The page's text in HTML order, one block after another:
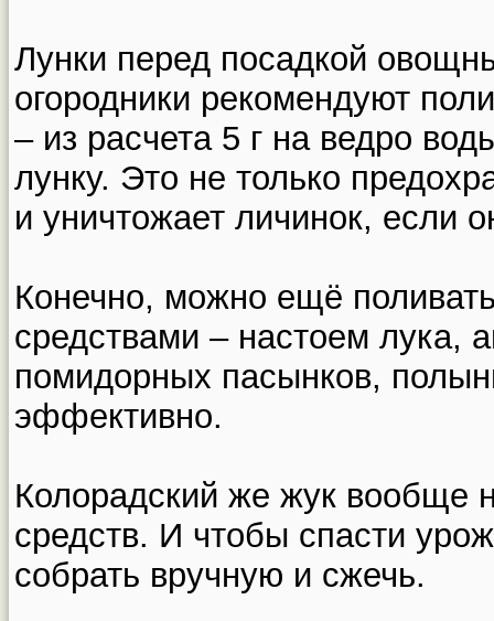
Лунки перед посадкой
огородники рекомендуют
– из расчета 5 г на ведро
лунку. Это не только
и уничтожает личинок, если
Конечно, можно ещё
средствами – настоем лука,
помидорных пасынков,
эффективно.
Колорадский же жук вообще
средств. И чтобы спасти
собрать вручную и сжечь.